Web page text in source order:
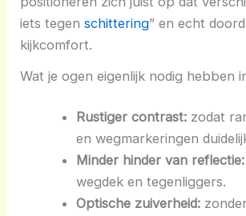
iets tegenschittering” en echt
kijkcomfort.
Wat je ogen eigenlijk nodig hebben
Rustiger contrast:zodat
en wegmarkeringen
Minder hinder van reflectie:
wegdek en tegenliggers.
Optische zuiverheid: